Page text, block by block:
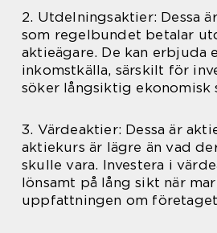
2. Utdelningsaktier: Dessa
som regelbundet betalar
aktieägare. De kan erbjuda
inkomstkälla, särskilt för
söker långsiktig ekonomisk
3. Värdeaktier: Dessa är
aktiekurs är lägre än vad
skulle vara. Investera i
lönsamt på lång sikt när
uppfattningen om